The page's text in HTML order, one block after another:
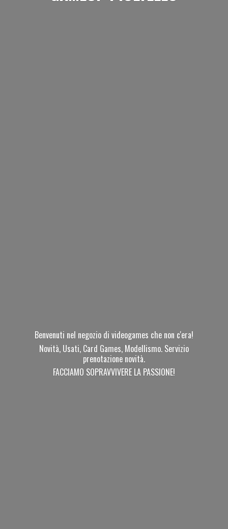
Benvenuti nel negozio di videogames che non c'era!
Novità, Usati, Card Games, Modellismo. Servizio
prenotazione novità.
FACCIAMO SOPRAVVIVERE LA PASSIONE!